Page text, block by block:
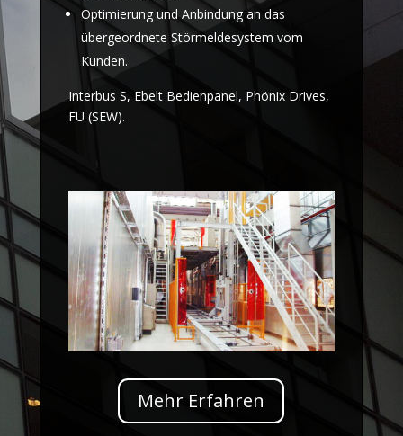
Optimierung und Anbindung an das
übergeordnete Störmeldesystem vom
Kunden.
Interbus S, Ebelt Bedienpanel, Phönix Drives,
FU (SEW).
Mehr Erfahren